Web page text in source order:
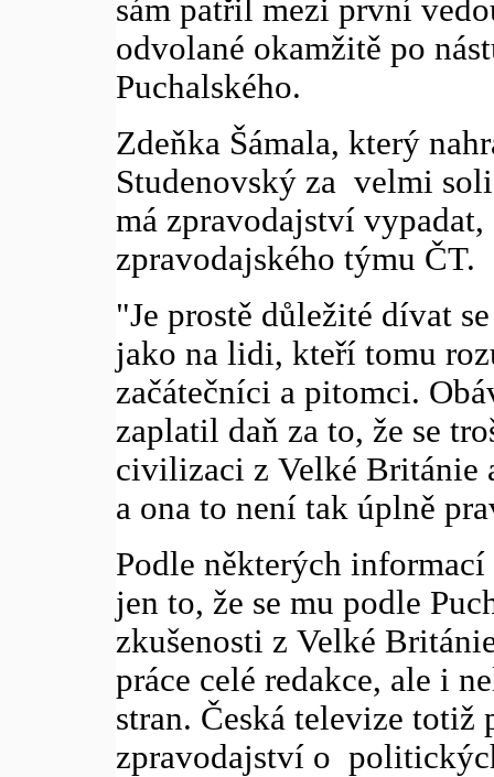
sám patřil mezi první
odvolané okamžitě po
Puchalského.
Zdeňka Šámala, který
Studenovský za velmi
má zpravodajství
zpravodajského týmu ČT.
"Je prostě důležité dívat
jako na lidi, kteří tomu
začátečníci a pitomci.
zaplatil daň za to, že se
civilizaci z Velké Británie
a ona to není tak úplně
Podle některých
jen to, že se mu podle
zkušenosti z Velké
práce celé redakce, ale i
stran. Česká televize
zpravodajství o